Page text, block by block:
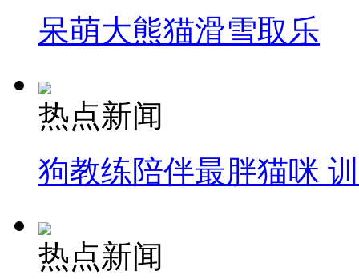
呆萌大熊猫滑雪取乐
热点新闻
狗教练陪伴最胖猫咪
热点新闻